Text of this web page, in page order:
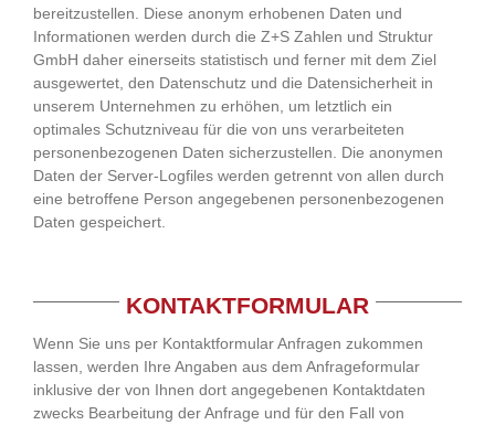
bereitzustellen. Diese anonym erhobenen Daten und
Informationen werden durch die Z+S Zahlen und Struktur
GmbH daher einerseits statistisch und ferner mit dem Ziel
ausgewertet, den Datenschutz und die Datensicherheit in
unserem Unternehmen zu erhöhen, um letztlich ein
optimales Schutzniveau für die von uns verarbeiteten
personenbezogenen Daten sicherzustellen. Die anonymen
Daten der Server-Logfiles werden getrennt von allen durch
eine betroffene Person angegebenen personenbezogenen
Daten gespeichert.
KONTAKTFORMULAR
Wenn Sie uns per Kontaktformular Anfragen zukommen
lassen, werden Ihre Angaben aus dem Anfrageformular
inklusive der von Ihnen dort angegebenen Kontaktdaten
zwecks Bearbeitung der Anfrage und für den Fall von